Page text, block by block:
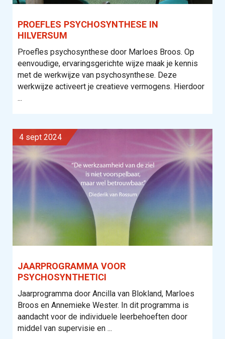
PROEFLES PSYCHOSYNTHESE IN
HILVERSUM
Proefles psychosynthese door Marloes Broos. Op
eenvoudige, ervaringsgerichte wijze maak je kennis
met de werkwijze van psychosynthese. Deze
werkwijze activeert je creatieve vermogens. Hierdoor
...
4 sept 2024
JAARPROGRAMMA VOOR
PSYCHOSYNTHETICI
Jaarprogramma door Ancilla van Blokland, Marloes
Broos en Annemieke Wester. In dit programma is
aandacht voor de individuele leerbehoeften door
middel van supervisie en ...